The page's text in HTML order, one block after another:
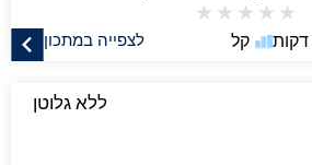
★
★
★
★
★
לצפייה במתכון קל
ללא גלוטן